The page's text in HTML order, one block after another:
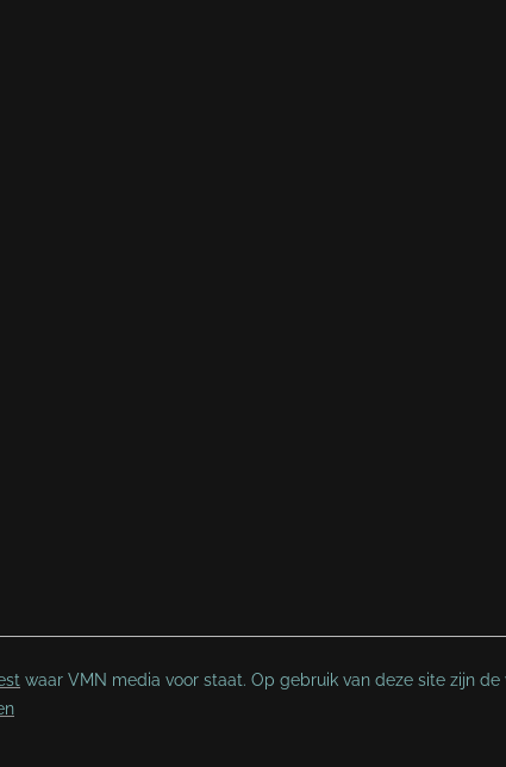
waar VMN media voor staat. Op gebruik van deze site zijn